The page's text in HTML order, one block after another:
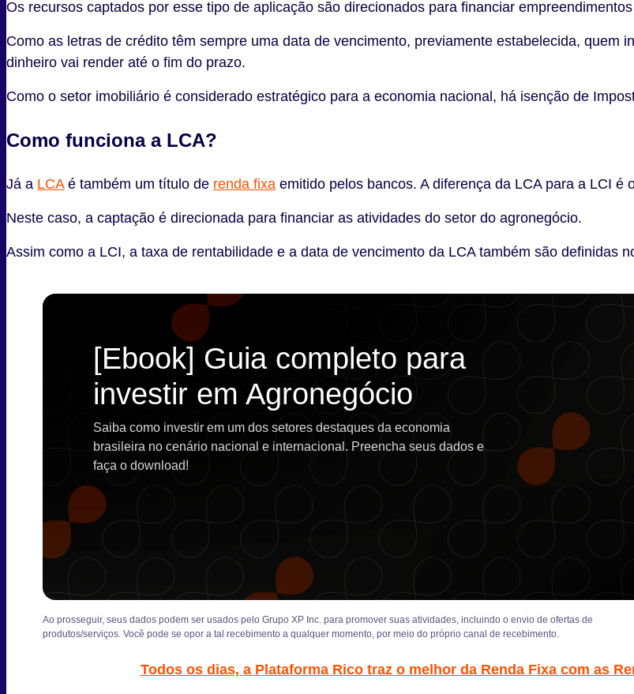
Os recursos captados por esse tipo de aplicação são direcionados para financiar
Como as letras de crédito têm sempre uma data de vencimento, previamente estabelecida, quem
dinheiro vai render até o fim do prazo.
Como o setor imobiliário é considerado estratégico para a economia nacional, há isenção de
Como funciona a LCA?
Já a LCAé também um título de renda fixa emitido pelos bancos. A diferença da LCA para a LCI é
Neste caso, a captação é direcionada para financiar as atividades do setor do agronegócio.
Assim como a LCI, a taxa de rentabilidade e a data de vencimento da LCA também são definidas
[Ebook] Guia completo para
investir em Agronegócio
Saiba como investir em um dos setores destaques da economia
brasileira no cenário nacional e internacional. Preencha seus dados e
faça o download!
Ao prosseguir, seus dados podem ser usados pelo Grupo XP Inc. para promover suas atividades, incluindo o envio de ofertas de
produtos/serviços. Você pode se opor a tal recebimento a qualquer momento, por meio do próprio canal de recebimento.
Todos os dias, a Plataforma Rico traz o melhor da Renda Fixa com as